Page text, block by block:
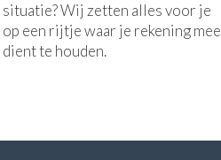
situatie? Wij zetten alles voor je
op een rijtje waar je rekening mee
dient te houden.